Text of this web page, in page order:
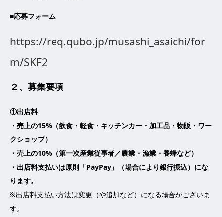
■応募フォーム
https://req.qubo.jp/musashi_asaichi/for
m/SKF2
２、募集要項
①出店料
・売上の15%（飲食・軽食・キッチンカー・加工品・物販・ワー
クショップ）
・売上の10%（第一次産業従事者／農業・漁業・養蜂など）
・出店料支払いは原則「PayPay」（場合により銀行振込）にな
ります。
※出店料支払い方法は変更（や追加など）になる場合がございま
す。